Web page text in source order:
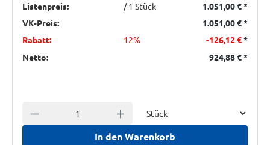
Listenpreis: / 1 Stück 1.051,00 €*
VK-Preis:
1.051,00 €*
Rabatt:
12% -126,12 €*
Netto:
924,88 €*
Anzahl verringern Anzahl erhöhen
In den Warenkorb